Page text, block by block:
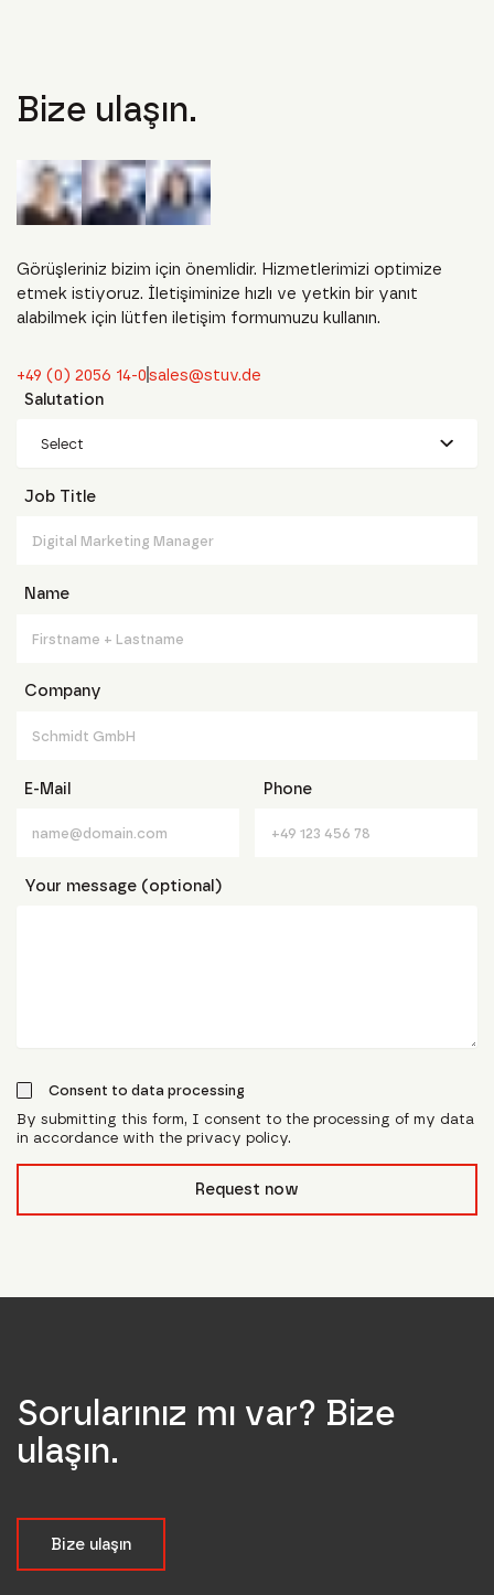
Bize ulaşın.
Görüşleriniz bizim için önemlidir. Hizmetlerimizi optimize
etmek istiyoruz. İletişiminize hızlı ve yetkin bir yanıt
alabilmek için lütfen iletişim formumuzu kullanın.
+49 (0) 2056 14-0sales@stuv.de
Salutation
Select
Job Title
Name
Company
E-Mail Phone
Your message (optional)
Consent to data processing
By submitting this form, I consent to the processing of my data
in accordance with the privacy policy.
Request now
Sorularınız mı var? Bize
ulaşın.
Bize ulaşın